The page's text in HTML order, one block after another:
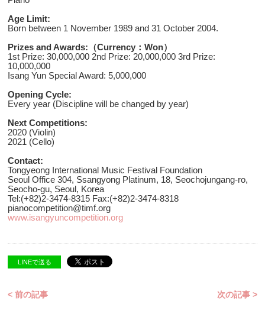
Age Limit:
Born between 1 November 1989 and 31 October 2004.
Prizes and Awards: （Currency ：Won）
1st Prize: 30,000,000 2nd Prize: 20,000,000 3rd Prize:
10,000,000
Isang Yun Special Award: 5,000,000
Opening Cycle:
Every year (Discipline will be changed by year)
Next Competitions:
2020 (Violin)
2021 (Cello)
Contact:
Tongyeong International Music Festival Foundation
Seoul Office 304, Ssangyong Platinum, 18, Seochojungang-ro,
Seocho-gu, Seoul, Korea
Tel:(+82)2-3474-8315 Fax:(+82)2-3474-8318
pianocompetition@timf.org
www.isangyuncompetition.org
LINEで送る
< 前の記事 次の記事 >